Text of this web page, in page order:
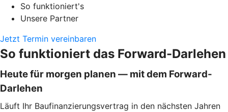
So funktioniert's
Unsere Partner
Jetzt Termin vereinbaren
So funktioniert das Forward-Darlehen
Heute für morgen planen — mit dem Forward-
Darlehen
Läuft Ihr Baufinanzierungsvertrag in den nächsten Jahren